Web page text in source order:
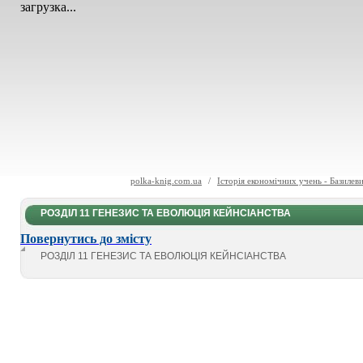
загрузка...
polka-knig.com.ua / Історія економічних учень -
РОЗДІЛ 11 ГЕНЕЗИС ТА ЕВОЛЮЦІЯ КЕЙНСІАНСТВА
Повернутись до змісту
РОЗДІЛ 11 ГЕНЕЗИС ТА ЕВОЛЮЦІЯ КЕЙНСІАНСТВА